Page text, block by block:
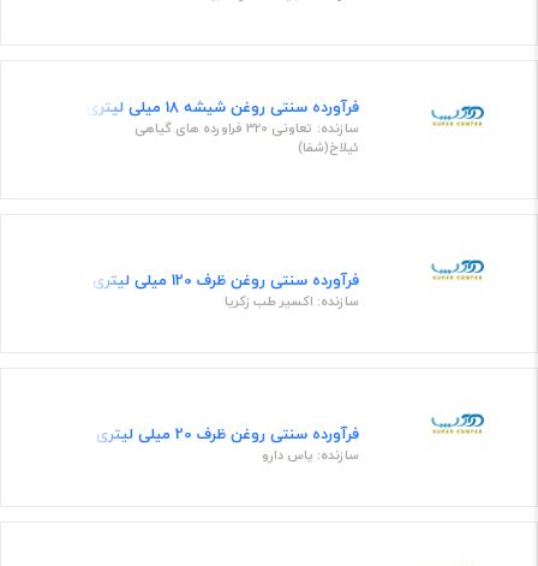
فرآورده سنتی روغن شیشه 18 میلی لیتری
سازنده: تعاونی 320 فراورده های گیاهی
ئیلاخ(شفا)
فرآورده سنتی روغن ظرف 120 میلی لیتری
سازنده: اکسیر طب زکریا
فرآورده سنتی روغن ظرف 20 میلی لیتری
سازنده: یاس دارو